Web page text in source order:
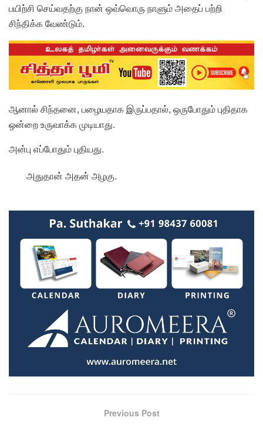
பயிற்சி செய்வதற்கு நான் ஒவ்வொரு நாளும் அதைப் பற்றி
சிந்திக்க வேண்டும்.
ஆனால் சிந்தனை, பழையதாக இருப்பதால், ஒருபோதும் புதிதாக
ஒன்றை உருவாக்க முடியாது.
அன்பு எப்போதும் புதியது.
அதுதான் அதன் அழகு.
Previous Post